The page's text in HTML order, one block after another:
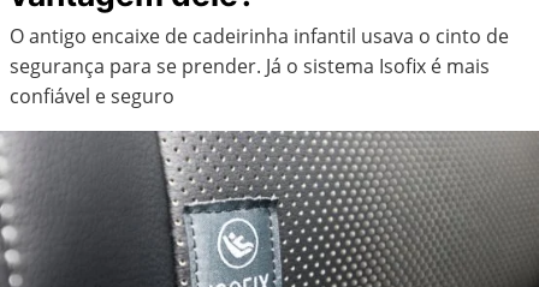
O antigo encaixe de cadeirinha infantil usava o cinto de
segurança para se prender. Já o sistema Isofix é mais
confiável e seguro